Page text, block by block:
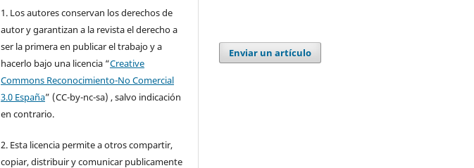
1. Los autores conservan los derechos de
autor y garantizan a la revista el derecho a
ser la primera en publicar el trabajo y a
hacerlo bajo una licencia “Creative
Commons Reconocimiento-No Comercial
3.0 España” (CC-by-nc-sa) , salvo indicación
en contrario.
2. Esta licencia permite a otros compartir,
copiar, distribuir y comunicar publicamente
Enviar un artículo